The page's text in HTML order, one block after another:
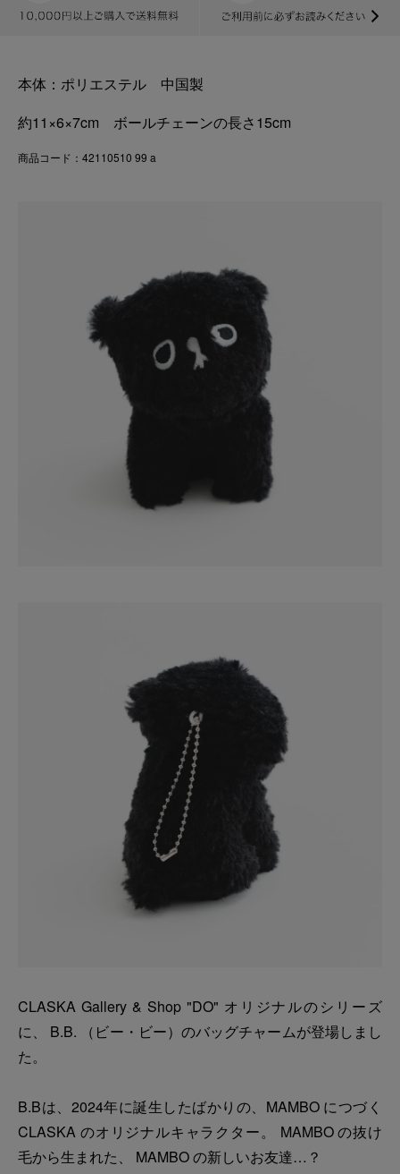
本体：ポリエステル 中国製
約11×6×7cm ボールチェーンの長さ15cm
商品コード：42110510 99 a
CLASKA Gallery & Shop "DO" オリジナルのシリーズ
に、 B.B. （ビー・ビー）のバッグチャームが登場しまし
た。
B.Bは、2024年に誕生したばかりの、MAMBO につづく
CLASKA のオリジナルキャラクター。 MAMBO の抜け
毛から生まれた、 MAMBO の新しいお友達…？